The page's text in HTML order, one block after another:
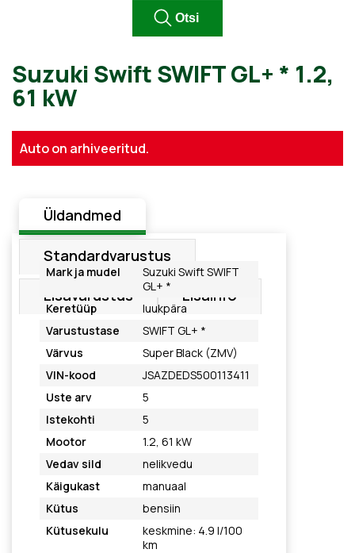
Suzuki Swift SWIFT GL+ *
Auto on arhiveeritud.
Üldandmed
Standardvarustus
Lisavarustus Lisainfo
Mark ja mudel
Suzuki Swift SWIFT
GL+ *
Keretüüp
luukpära
Varustustase
SWIFT GL+ *
Värvus
Super Black (ZMV)
VIN-kood
JSAZDEDS500113411
Uste arv
5
Istekohti
5
Mootor
1.2, 61 kW
Vedav sild
nelikvedu
Käigukast
manuaal
Kütus
bensiin
Kütusekulu
keskmine: 4.9 l/100
km